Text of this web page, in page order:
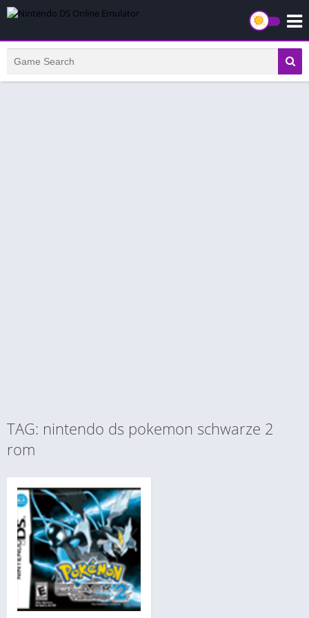
TAG: nintendo ds pokemon schwarze 2
rom